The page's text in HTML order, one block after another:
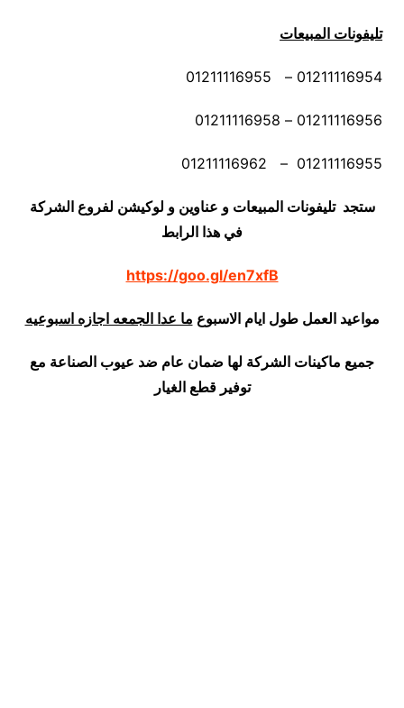
تليفونات المبيعات
01211116954 – 01211116955
01211116956 – 01211116958
01211116955 – 01211116962
ستجد تليفونات المبيعات و عناوين و لوكيشن لفروع الشركة
في هذا الرابط
https://goo.gl/en7xfB
مواعيد العمل طول ايام الاسبوع ما عدا الجمعه اجازه اسبوعيه
جميع ماكينات الشركة لها ضمان عام ضد عيوب الصناعة مع
توفير قطع الغيار